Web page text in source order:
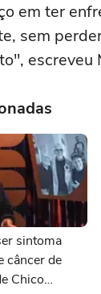
em ter
sem
escreveu
sintoma
câncer de
Chico